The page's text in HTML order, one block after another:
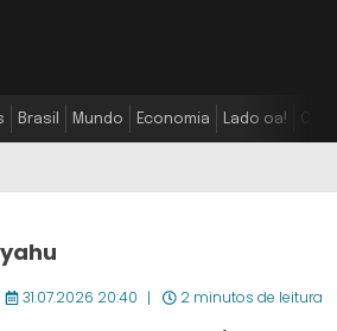
Brasil Mundo Economia Lado oa!
31.07.2026 20:40 2 minutos de leitura